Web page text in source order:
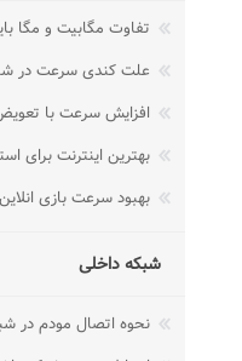
تفاوت مگابیت و مگا
علت کندی سرعت در
افزایش سرعت با
بهترین اینترنت برای
بهبود سرعت بازی انلاین
شبکه داخلی
نحوه اتصال مودم در